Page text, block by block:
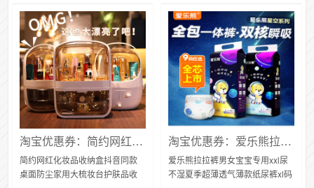
淘宝优惠券：​简约网红化妆品收纳盒
简约网红化妆品收纳盒抖音同款
桌面防尘家用大梳妆台护肤品收
淘宝优惠券：爱乐熊拉拉裤男女宝宝专用xxl尿不湿夏季超薄透气薄款纸尿裤xl码
爱乐熊拉拉裤男女宝宝专用xxl尿
不湿夏季超薄透气薄款纸尿裤xl码